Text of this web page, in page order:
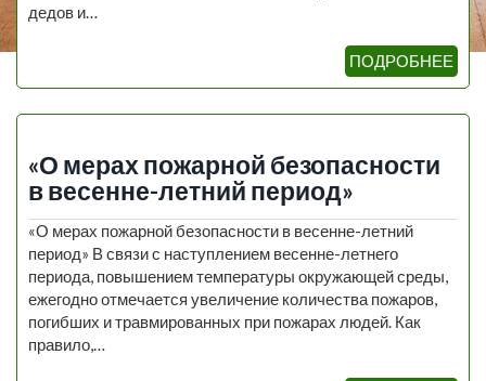
дедов и…
ПОДРОБНЕЕ
«О мерах пожарной безопасности
в весенне-летний период»
«О мерах пожарной безопасности в весенне-летний
период» В связи с наступлением весенне-летнего
периода, повышением температуры окружающей среды,
ежегодно отмечается увеличение количества пожаров,
погибших и травмированных при пожарах людей. Как
правило,…